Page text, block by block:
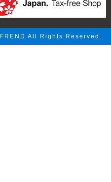
All Rights Reserved.